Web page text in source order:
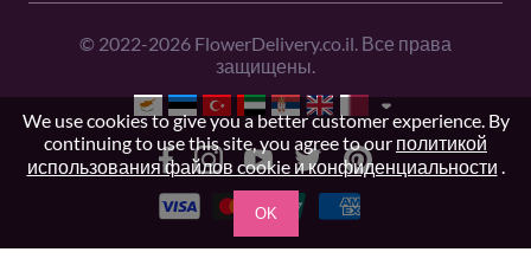
© 2022-2026 FlowerDelivery.co.il. Все права
защищены.
We use cookies to give you a better customer experience. By
continuing to use this site, you agree to our политикой
использования файлов cookie и конфиденциальности .
OK